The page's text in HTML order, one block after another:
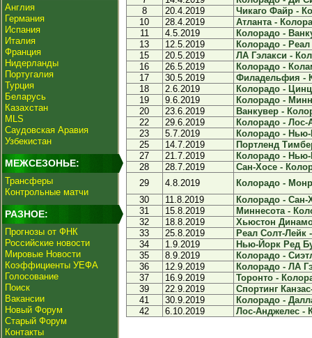
Англия
Германия
Испания
Италия
Франция
Нидерланды
Португалия
Турция
Беларусь
Казахстан
MLS
Саудовская Аравия
Узбекистан
МЕЖСЕЗОНЬЕ:
Трансферы
Контрольные матчи
РАЗНОЕ:
Прогнозы от ФНК
Российские новости
Мировые Новости
Коэффициенты УЕФА
Голосование
Поиск
Вакансии
Новый Форум
Старый Форум
Контакты
8
20.4.2019
Чикаго Файр -
10
28.4.2019
Атланта -
11
4.5.2019
Колорадо -
13
12.5.2019
Колорадо -
15
20.5.2019
ЛА Гэлакси -
16
26.5.2019
Колорадо -
17
30.5.2019
Филадельфия -
18
2.6.2019
Колорадо -
19
9.6.2019
Колорадо -
20
23.6.2019
Ванкувер -
22
29.6.2019
Колорадо - Лос-
23
5.7.2019
Колорадо - Нью-
25
14.7.2019
Портленд
27
21.7.2019
Колорадо -
28
28.7.2019
Сан-Хосе -
29
4.8.2019
Колорадо -
30
11.8.2019
Колорадо - Сан-
31
15.8.2019
Миннесота -
32
18.8.2019
Хьюстон
33
25.8.2019
Реал Солт-Лейк
34
1.9.2019
Нью-Йорк Ред
35
8.9.2019
Колорадо -
36
12.9.2019
Колорадо - ЛА
37
16.9.2019
Торонто -
39
22.9.2019
Спортинг
41
30.9.2019
Колорадо -
42
6.10.2019 Лос-Анджелес -